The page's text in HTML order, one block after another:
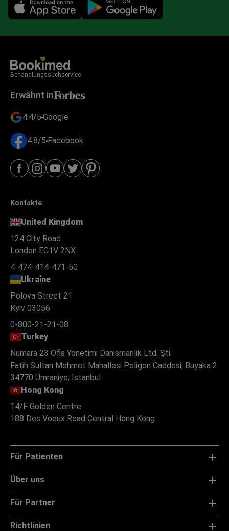
Mobile app illustration
Behandlungssuchservice
Erwähnt in
4.4/5 Google
4.8/5 Facebook
Kontakte
United Kingdom
124 City Road
London EC1V 2NX
4-474-414-471-50
Ukraine
Polova Street 21
Kyiv 03056
0-800-21-21-08
Turkey
Numara 23 Ofis Yonetimi Danismanlik Ltd. Şti.
Fatih Sultan Mehmet Mahallesi Poligon Caddesi, Buyaka 2
34770 Ümraniye, Istanbul
Hong Kong
14/F Golden Centre
188 Des Voeux Road Central Hong Kong
Für Patienten
Über uns
Für Partner
Richtlinien